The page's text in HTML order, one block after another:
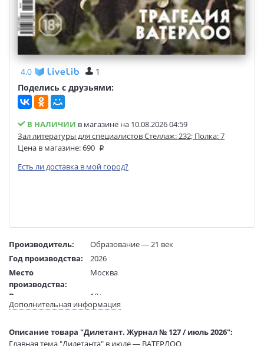
4,0
1
Поделись с друзьями:
В НАЛИЧИИ в магазине на 10.08.2026 04:59
Зал литературы для специалистов Стеллаж: 232; Полка: 7
Цена в магазине:690
Есть ли доставка в мой город?
Производитель:
Образование — 21 век
Год производства:
2026
Место
производства:
Москва
Возраст:
18+
Язык текста:
русский
составитель:
Дополнительная информация
Описание товара "Дилетант. Журнал № 127 / июль 2026":